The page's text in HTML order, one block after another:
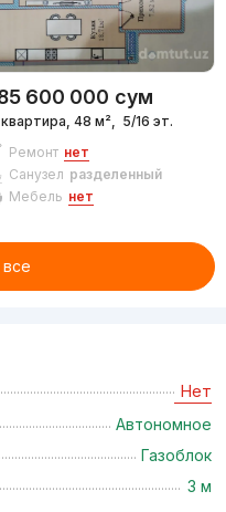
600 000 сум
квартира, 48 м², 5/16 эт.
Ремонт нет
Санузел разделенный
Мебель нет
Нет
Автономное
Газоблок
3 м